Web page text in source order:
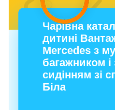
Чарівна
дитині
Mercedes з
багажником
сидінням зі
Біла